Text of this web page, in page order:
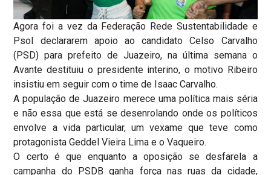
Agora foi a vez da Federação Rede Sustentabilidade e
Psol declararem apoio ao candidato Celso Carvalho
(PSD) para prefeito de Juazeiro, na última semana o
Avante destituiu o presidente interino, o motivo Ribeiro
insistiu em seguir com o time de Isaac Carvalho.
A população de Juazeiro merece uma política mais séria
e não essa que está se desenrolando onde os políticos
envolve a vida particular, um vexame que teve como
protagonista Geddel Vieira Lima e o Vaqueiro.
O certo é que enquanto a oposição se desfarela a
campanha do PSDB ganha força nas ruas da cidade,